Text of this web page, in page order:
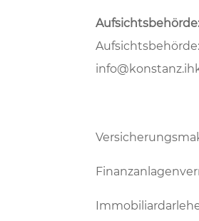
Aufsichtsbehörde: